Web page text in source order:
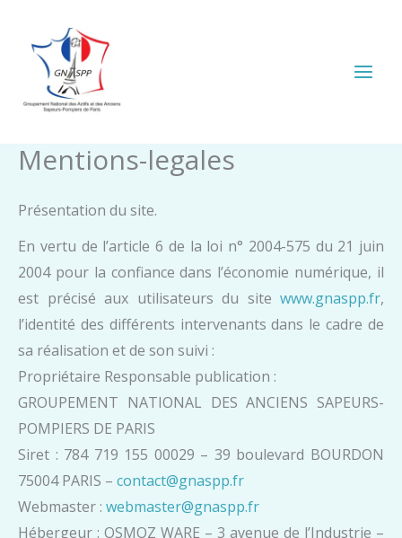
contenu
Mentions-legales
Présentation du site.
En vertu de l’article 6 de la loi n° 2004-575 du 21 juin
2004 pour la confiance dans l’économie numérique, il
est précisé aux utilisateurs du site www.gnaspp.fr,
l’identité des différents intervenants dans le cadre de
sa réalisation et de son suivi :
Propriétaire Responsable publication :
GROUPEMENT NATIONAL DES ANCIENS SAPEURS-
POMPIERS DE PARIS
Siret : 784 719 155 00029 – 39 boulevard BOURDON
75004 PARIS – contact@gnaspp.fr
Webmaster : webmaster@gnaspp.fr
Hébergeur : OSMOZ WARE – 3 avenue de l’Industrie –